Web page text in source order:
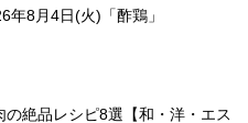
年8月4日(火)「酢鶏」
の絶品レシピ8選【和・洋・エス